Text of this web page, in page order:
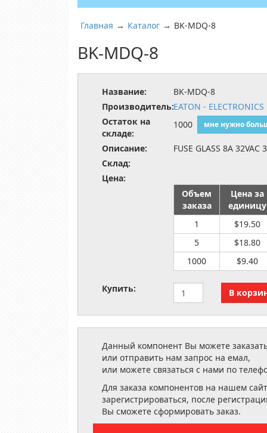
Главная → Каталог → BK-MDQ-8
BK-MDQ-8
Название:
BK-MDQ-8
Производитель:EATON -
Остаток на
складе:
1000 мне нужно
Описание:
FUSE GLASS 8A 32VAC
Склад:
Цена:
Объем
заказа
Цена за
единицу
1
$19.50
5
$18.80
1000
$9.40
Купить:
Данный компонент Вы можете
или отправить нам запрос на емал,
или можете связаться с нами по
Для заказа компонентов на нашем
зарегистрироваться, после
Вы сможете сформировать заказ.